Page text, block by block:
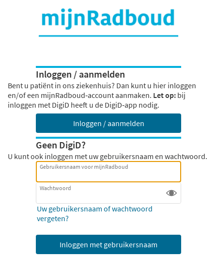
Inloggen / aanmelden
Bent u patiënt in ons ziekenhuis? Dan kunt u hier inloggen
en/of een mijnRadboud‑account aanmaken. Let op: bij
inloggen met DigiD heeft u de DigiD‑app nodig.
Inloggen / aanmelden
Geen DigiD?
U kunt ook inloggen met uw gebruikersnaam en wachtwoord.
Gebruikersnaam voor mijnRadboud
Wachtwoord
Uw gebruikersnaam of wachtwoord
vergeten?